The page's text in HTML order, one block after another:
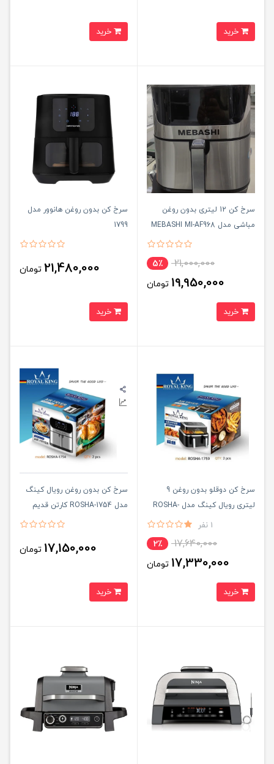
سرخ کن 12 لیتری بدون روغن
مباشی مدل MEBASHI MI-AF968
21,000,000 5٪
19,950,000 تومان
سرخ کن بدون روغن هانوور مدل
1799
21,480,000 تومان
سرخ کن دوقلو بدون روغن 9
لیتری رویال کینگ مدل ROSHA-
1 نفر
17,640,000 2٪
17,330,000 تومان
سرخ کن بدون روغن رویال کینگ
مدل ROSHA-1754 کارتن قدیم
17,150,000 تومان